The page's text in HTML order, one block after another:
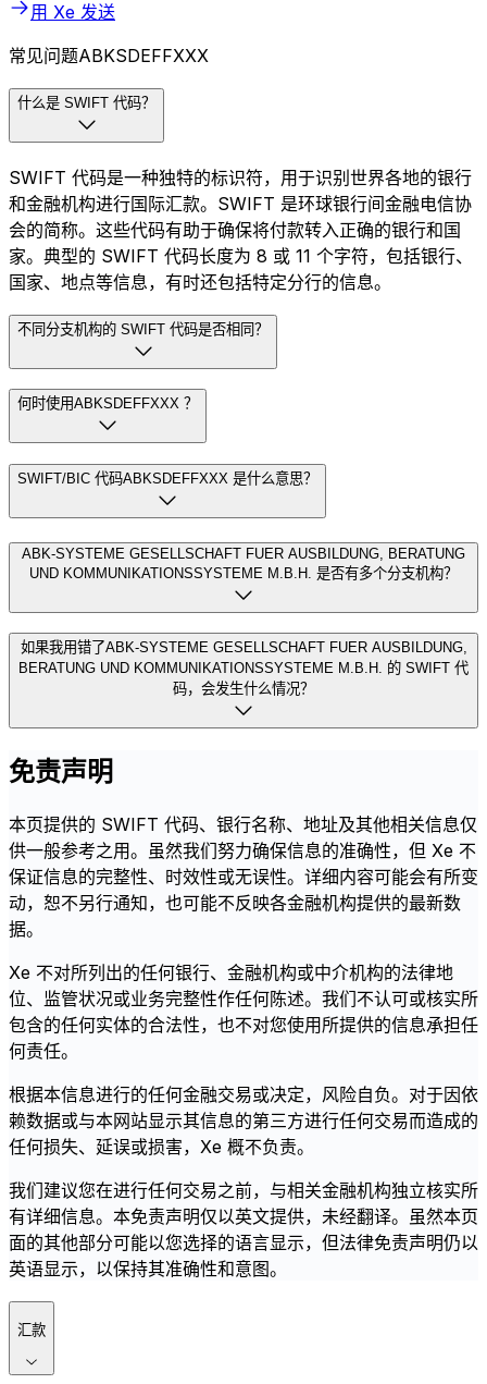
用 Xe 发送
常见问题ABKSDEFFXXX
什么是 SWIFT 代码？
SWIFT 代码是一种独特的标识符，用于识别世界各地的银行
和金融机构进行国际汇款。SWIFT 是环球银行间金融电信协
会的简称。这些代码有助于确保将付款转入正确的银行和国
家。典型的 SWIFT 代码长度为 8 或 11 个字符，包括银行、
国家、地点等信息，有时还包括特定分行的信息。
不同分支机构的 SWIFT 代码是否相同？
何时使用ABKSDEFFXXX ？
SWIFT/BIC 代码ABKSDEFFXXX 是什么意思？
ABK-SYSTEME GESELLSCHAFT FUER AUSBILDUNG, BERATUNG
UND KOMMUNIKATIONSSYSTEME M.B.H. 是否有多个分支机构？
如果我用错了ABK-SYSTEME GESELLSCHAFT FUER AUSBILDUNG,
BERATUNG UND KOMMUNIKATIONSSYSTEME M.B.H. 的 SWIFT 代
码，会发生什么情况？
免责声明
本页提供的 SWIFT 代码、银行名称、地址及其他相关信息仅
供一般参考之用。虽然我们努力确保信息的准确性，但 Xe 不
保证信息的完整性、时效性或无误性。详细内容可能会有所变
动，恕不另行通知，也可能不反映各金融机构提供的最新数
据。
Xe 不对所列出的任何银行、金融机构或中介机构的法律地
位、监管状况或业务完整性作任何陈述。我们不认可或核实所
包含的任何实体的合法性，也不对您使用所提供的信息承担任
何责任。
根据本信息进行的任何金融交易或决定，风险自负。对于因依
赖数据或与本网站显示其信息的第三方进行任何交易而造成的
任何损失、延误或损害，Xe 概不负责。
我们建议您在进行任何交易之前，与相关金融机构独立核实所
有详细信息。本免责声明仅以英文提供，未经翻译。虽然本页
面的其他部分可能以您选择的语言显示，但法律免责声明仍以
英语显示，以保持其准确性和意图。
汇款